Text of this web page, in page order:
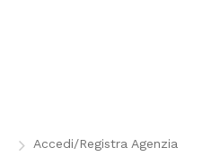
Accedi/Registra Agenzia